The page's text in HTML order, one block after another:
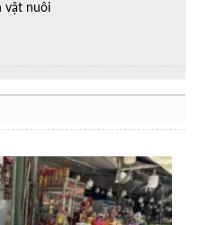
vật nuôi